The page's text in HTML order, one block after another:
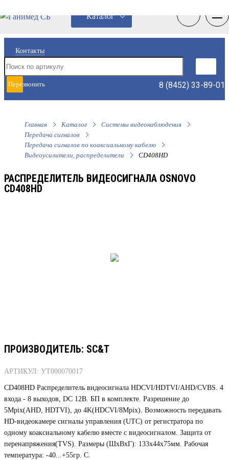
Контакты
Перезвонить
мне
8 (8452) 33-89-01
Каталог
Главная Каталог
Системы видеонаблюдения
Передача сигналов
Передача сигналов по коаксиальному кабелю
Видеоусилители, распределители
CD408HD
РАСПРЕДЕЛИТЕЛЬ ВИДЕОСИГНАЛА OSNOVO
CD408HD
ПРОИЗВОДИТЕЛЬ: SC&T
АРТИКУЛ: УТ000070017
CD408HD Распределитель видеосигнала HDCVI/HDTVI/AHD/CVBS. 4
входа - 8 выходов, DC 12В. БП в комплекте. Разрешение до
5Mpix(AHD, HDTVI), до 4K(HDCVI/8Mpix). Возможность передавать
HD-видеокамере сигналы управления (UTC) от регистратора по
одному коаксиальному кабелю вместе с видеосигналом. Защита от
перенапряжения(TVS). Размеры (ШxВxГ): 133x44x75мм. Рабочая
температура: -40...+55гр. С.